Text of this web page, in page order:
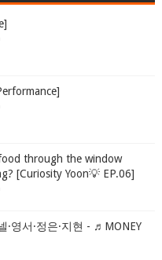
through the window
[Curiosity Yoon💡 EP.06]
·영서·정은·지현 - ♬MONEY